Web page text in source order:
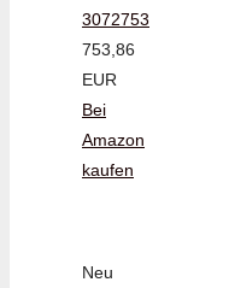
3072753
753,86
EUR
Bei
Amazon
kaufen
Neu